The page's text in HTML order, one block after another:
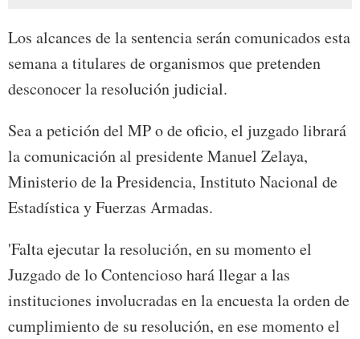
Los alcances de la sentencia serán comunicados esta
semana a titulares de organismos que pretenden
desconocer la resolución judicial.
Sea a petición del MP o de oficio, el juzgado librará
la comunicación al presidente Manuel Zelaya,
Ministerio de la Presidencia, Instituto Nacional de
Estadística y Fuerzas Armadas.
'Falta ejecutar la resolución, en su momento el
Juzgado de lo Contencioso hará llegar a las
instituciones involucradas en la encuesta la orden de
cumplimiento de su resolución, en ese momento el